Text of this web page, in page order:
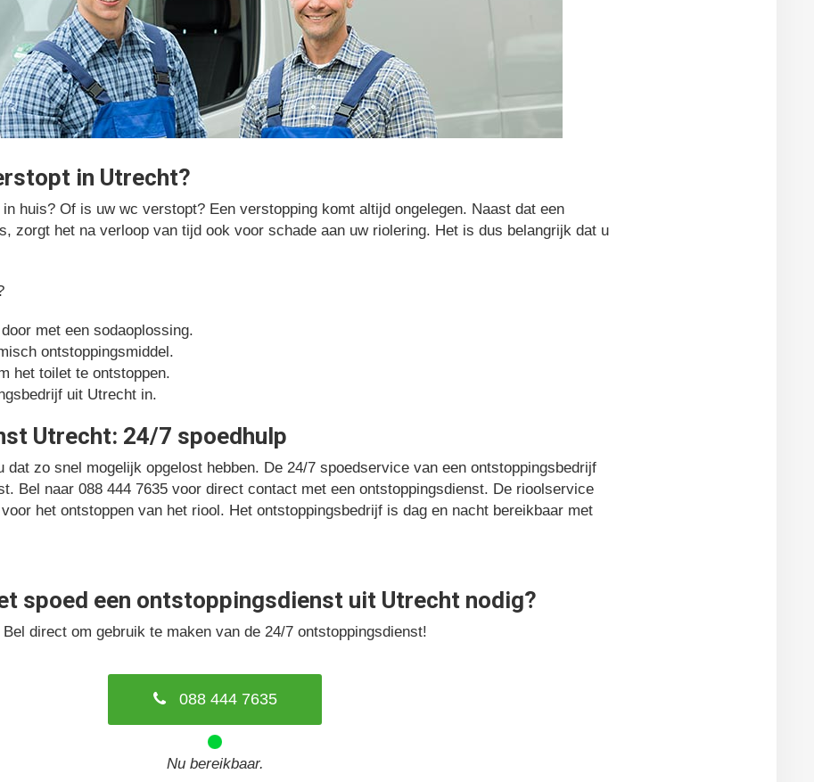
in Utrecht?
huis? Of is uw wc verstopt? Een verstopping komt altijd ongelegen. Naast dat een
zorgt het na verloop van tijd ook voor schade aan uw riolering. Het is dus belangrijk dat u
met een sodaoplossing.
ontstoppingsmiddel.
het toilet te ontstoppen.
uit Utrecht in.
Utrecht: 24/7 spoedhulp
zo snel mogelijk opgelost hebben. De 24/7 spoedservice van een ontstoppingsbedrijf
Bel naar 088 444 7635 voor direct contact met een ontstoppingsdienst. De rioolservice
het ontstoppen van het riool. Het ontstoppingsbedrijf is dag en nacht bereikbaar met
spoed een ontstoppingsdienst uit Utrecht nodig?
Bel direct om gebruik te maken van de 24/7 ontstoppingsdienst!
088 444 7635
Nu bereikbaar.